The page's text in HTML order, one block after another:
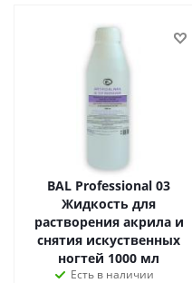
BAL Professional 03
Жидкость для
растворения акрила и
снятия искуственных
ногтей 1000 мл
Есть в наличии